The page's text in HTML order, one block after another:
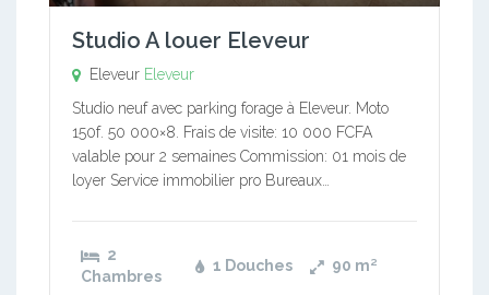
Studio A louer Eleveur
Eleveur Eleveur
Studio neuf avec parking forage à Eleveur. Moto
150f. 50 000×8. Frais de visite: 10 000 FCFA
valable pour 2 semaines Commission: 01 mois de
loyer Service immobilier pro Bureaux…
2
Chambres
1 Douches 90 m²